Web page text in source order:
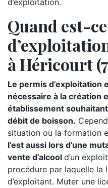
d’exploitation.
Quand est-
à Héricourt
Le permis d’exploitation
nécessaire à la création
établissement
débit de boisson.
situation ou la formation
l’est aussi lors d’une
vente d’alcool d’un
procédure par laquelle la
d’exploitant. Muter une